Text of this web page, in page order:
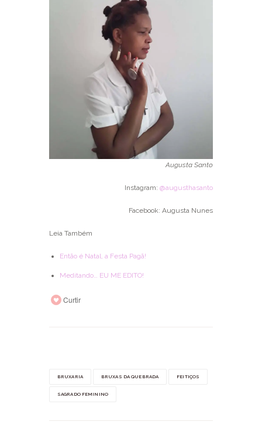
Augusta Santo
Instagram: @augusthasanto
Facebook: Augusta Nunes
Leia Também
Então é Natal, a Festa Pagã!
Meditando… EU ME EDITO!
Curtir
BRUXARIA BRUXAS DA QUEBRADA FEITIÇOS
SAGRADO FEMININO